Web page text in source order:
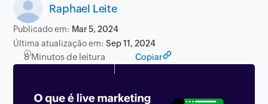
Raphael Leite
Publicado em: Mar 5, 2024
Última atualização em:Sep 11, 2024
8 Minutos de leitura Copiar